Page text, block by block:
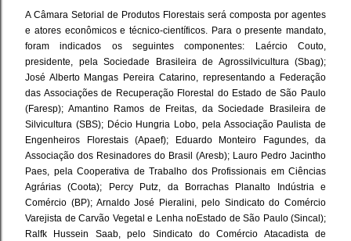
A Câmara Setorial de Produtos Florestais será composta por agentes
e atores econômicos e técnico-científicos. Para o presente mandato,
foram indicados os seguintes componentes: Laércio Couto,
presidente, pela Sociedade Brasileira de Agrossilvicultura (Sbag);
José Alberto Mangas Pereira Catarino, representando a Federação
das Associações de Recuperação Florestal do Estado de São Paulo
(Faresp); Amantino Ramos de Freitas, da Sociedade Brasileira de
Silvicultura (SBS); Décio Hungria Lobo, pela Associação Paulista de
Engenheiros Florestais (Apaef); Eduardo Monteiro Fagundes, da
Associação dos Resinadores do Brasil (Aresb); Lauro Pedro Jacintho
Paes, pela Cooperativa de Trabalho dos Profissionais em Ciências
Agrárias (Coota); Percy Putz, da Borrachas Planalto Indústria e
Comércio (BP); Arnaldo José Pieralini, pelo Sindicato do Comércio
Varejista de Carvão Vegetal e Lenha noEstado de São Paulo (Sincal);
Ralfk Hussein Saab, pelo Sindicato do Comércio Atacadista de